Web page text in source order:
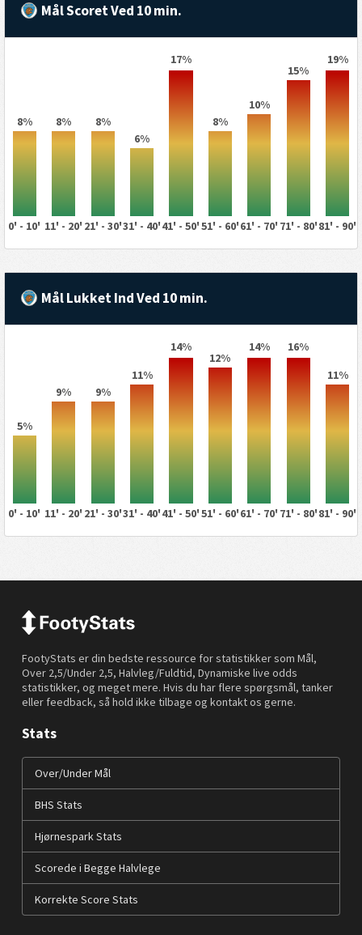
Mål Scoret Ved 10 min.
8% 8%
8%
6%
17%
8%
10%
15%
19%
0' - 10' 11' - 20' 21' - 30'31' - 40'41' - 50'51' - 60'61' - 70' 71' - 80'81' - 90'
Mål Lukket Ind Ved 10 min.
5%
9% 9%
11%
14%
12%
14%
16%
11%
0' - 10' 11' - 20' 21' - 30'31' - 40'41' - 50'51' - 60'61' - 70' 71' - 80'81' - 90'
FootyStats er din bedste ressource for statistikker som Mål,
Over 2,5/Under 2,5, Halvleg/Fuldtid, Dynamiske live odds
statistikker, og meget mere. Hvis du har flere spørgsmål, tanker
eller feedback, så hold ikke tilbage og kontakt os gerne.
Stats
Over/Under Mål
BHS Stats
Hjørnespark Stats
Scorede i Begge Halvlege
Korrekte Score Stats